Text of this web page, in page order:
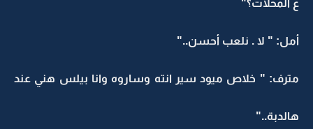
ع المحلات؟"
أمل: " لا . نلعب أحسن.."
مترف: " خلاص ميود سير انته وساروه وانا بيلس هني عند
هالدبة.."